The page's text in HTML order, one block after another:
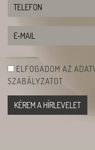
ELFOGADOM AZ
SZABÁLYZATOT